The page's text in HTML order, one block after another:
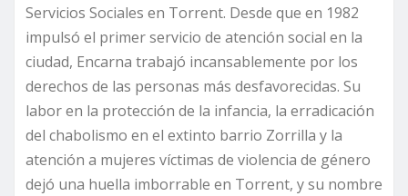
Servicios Sociales en Torrent. Desde que en 1982
impulsó el primer servicio de atención social en la
ciudad, Encarna trabajó incansablemente por los
derechos de las personas más desfavorecidas. Su
labor en la protección de la infancia, la erradicación
del chabolismo en el extinto barrio Zorrilla y la
atención a mujeres víctimas de violencia de género
dejó una huella imborrable en Torrent, y su nombre